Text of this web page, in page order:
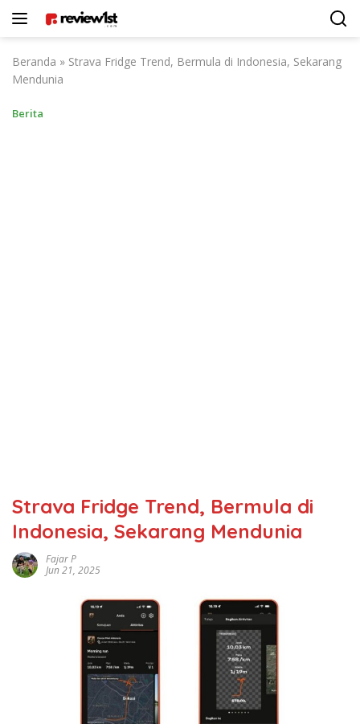
Beranda » Strava Fridge Trend, Bermula di Indonesia, Sekarang
Mendunia
Berita
Strava Fridge Trend, Bermula di
Indonesia, Sekarang Mendunia
Fajar P
Jun 21, 2025